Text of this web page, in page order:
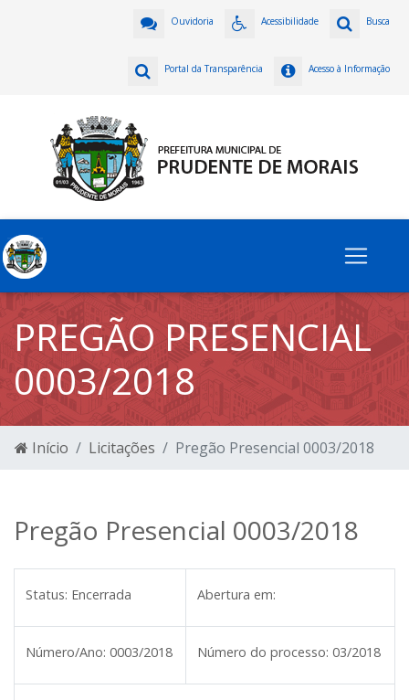
Busca
Acessibilidade
Ouvidoria
Acesso à Informação
Portal da Transparência
PREGÃO PRESENCIAL
0003/2018
Início Licitações Pregão Presencial 0003/2018
Pregão Presencial 0003/2018
Status: Encerrada Abertura em:
Número/Ano: 0003/2018 Número do processo: 03/2018